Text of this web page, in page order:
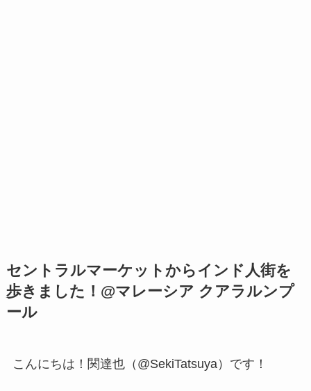
セントラルマーケットからインド人街を
歩きました！@マレーシア クアラルンプ
ール
こんにちは！関達也（@SekiTatsuya）です！